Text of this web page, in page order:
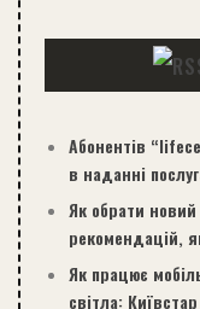
Абонентів
в наданні
Як обрати
рекомендацій,
Як працює
світла: